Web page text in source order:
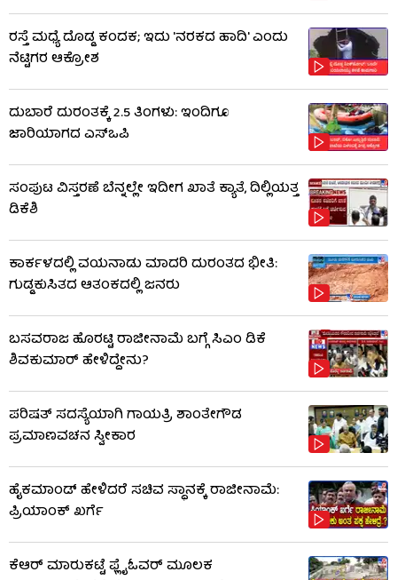
ರಸ್ತೆ ಮಧ್ಯೆ ದೊಡ್ಡ ಕಂದಕ; ಇದು 'ನರಕದ ಹಾದಿ' ಎಂದು
ನೆಟ್ಟಿಗರ ಆಕ್ರೋಶ
ದುಬಾರೆ ದುರಂತಕ್ಕೆ 2.5 ತಿಂಗಳು: ಇಂದಿಗೂ
ಜಾರಿಯಾಗದ ಎಸ್‌ಒಪಿ
ಸಂಪುಟ ವಿಸ್ತರಣೆ ಬೆನ್ನಲ್ಲೇ ಇದೀಗ ಖಾತೆ ಕ್ಯಾತೆ, ದಿಲ್ಲಿಯತ್ತ
ಡಿಕೆಶಿ
ಕಾರ್ಕಳದಲ್ಲಿ ವಯನಾಡು ಮಾದರಿ ದುರಂತದ ಭೀತಿ:
ಗುಡ್ಡಕುಸಿತದ ಆತಂಕದಲ್ಲಿ ಜನರು
ಬಸವರಾಜ ಹೊರಟ್ಟಿ ರಾಜೀನಾಮೆ ಬಗ್ಗೆ ಸಿಎಂ ಡಿಕೆ
ಶಿವಕುಮಾರ್ ಹೇಳಿದ್ದೇನು?
ಪರಿಷತ್ ಸದಸ್ಯೆಯಾಗಿ ಗಾಯತ್ರಿ ಶಾಂತೇಗೌಡ
ಪ್ರಮಾಣವಚನ ಸ್ವೀಕಾರ
ಹೈಕಮಾಂಡ್​​ ಹೇಳಿದರೆ ಸಚಿವ ಸ್ಥಾನಕ್ಕೆ ರಾಜೀನಾಮೆ:
ಪ್ರಿಯಾಂಕ್​​ ಖರ್ಗೆ
ಕೆಆರ್ ಮಾರುಕಟ್ಟೆ ಫ್ಲೈಓವರ್ ಮೂಲಕ